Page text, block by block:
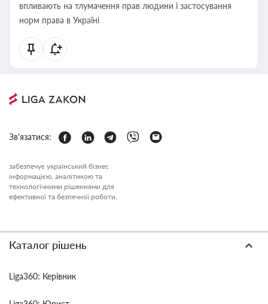
впливають на тлумачення прав людини і застосування
норм права в Україні
Зв'язатися:
забезпечує український бізнес
інформацією, аналітикою та
технологічними рішеннями для
ефективної та безпечної роботи.
Каталог рішень
Liga360: Керівник